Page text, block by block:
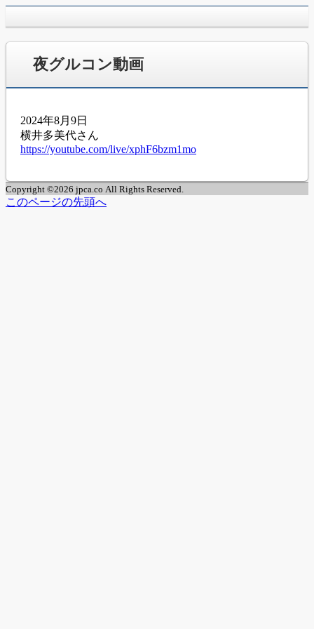
jpca.co
夜グルコン動画
2024年8月9日
横井多美代さん
https://youtube.com/live/xphF6bzm1mo
Copyright ©2026 jpca.co All Rights Reserved.
このページの先頭へ